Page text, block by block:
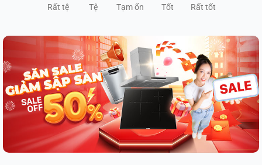
Rất tệ Tệ Tạm ổn Tốt Rất tốt